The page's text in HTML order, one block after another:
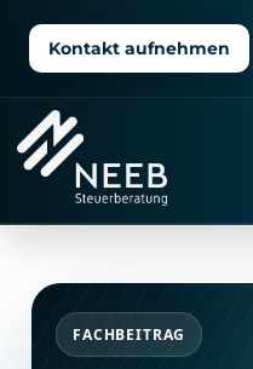
Kontakt aufnehmen
FACHBEITRAG